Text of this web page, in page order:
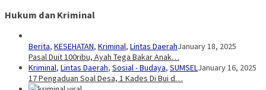
Hukum dan Kriminal
Berita, KESEHATAN, Kriminal, Lintas DaerahJanuary 18, 2025
Pasal Duit 100ribu, Ayah Tega Bakar Anak…
Kriminal, Lintas Daerah, Sosial - Budaya, SUMSELJanuary 16, 2025
17 Pengaduan Soal Desa, 1 Kades Di Bui d…